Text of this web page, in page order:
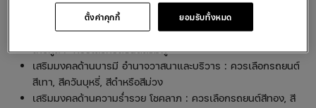
6. สีรถถูกโฉลกผู้ที่เกิดวันเสาร์
เสริมมงคลด้านเสริมเสน่ห์ คนรัก คนเมตตา มีผู้อุปถัมภ์ช่วยเหลือ
เกื้อกูล : ควรเลือกรถยนต์สีชมพู
เสริมมงคลด้านบารมี อำนาจวาสนาและบริวาร : ควรเลือกรถยนต์
สีเทา, สีควันบุหรี่, สีดำหรือสีม่วง
เสริมมงคลด้านความร่ำรวย โชคลาภ : ควรเลือกรถยนต์สีทอง, สี
ยอมรับทั้งหมด
ตั้งค่าคุกกี้